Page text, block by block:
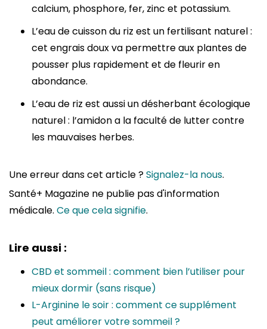
calcium, phosphore, fer, zinc et potassium.
L’eau de cuisson du riz est un fertilisant naturel :
cet engrais doux va permettre aux plantes de
pousser plus rapidement et de fleurir en
abondance.
L’eau de riz est aussi un désherbant écologique
naturel : l’amidon a la faculté de lutter contre
les mauvaises herbes.
Une erreur dans cet article ?Signalez-la nous.
Santé+ Magazine ne publie pas d'information
médicale. Ce que cela signifie.
Lire aussi :
CBD et sommeil : comment bien l’utiliser pour
mieux dormir (sans risque)
L-Arginine le soir : comment ce supplément
peut améliorer votre sommeil ?